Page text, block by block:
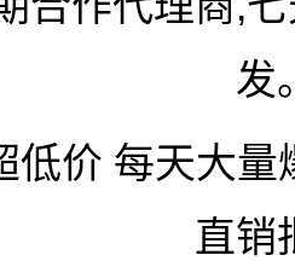
发
低价 每天大
直销